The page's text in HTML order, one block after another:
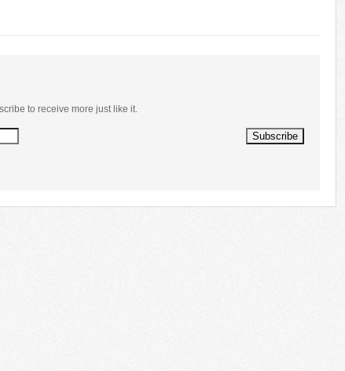
to receive more just like it.